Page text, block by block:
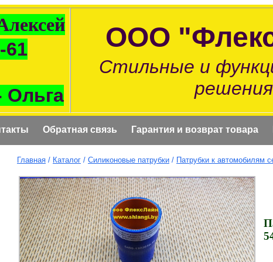
61
Ольга
ООО
Стильные и
решения
Обратная связь Гарантия и возврат товара
Главная / Каталог / Силиконовые патрубки / Патрубки к автомобилям